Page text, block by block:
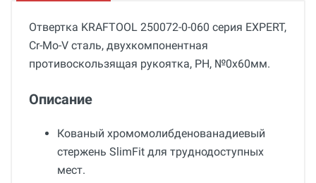
Отвертка KRAFTOOL 250072-0-060 серия EXPERT,
Cr-Mo-V сталь, двухкомпонентная
противоскользящая рукоятка, PH, №0x60мм.
Описание
Кованый хромомолибденованадиевый
стержень SlimFit для труднодоступных
мест.